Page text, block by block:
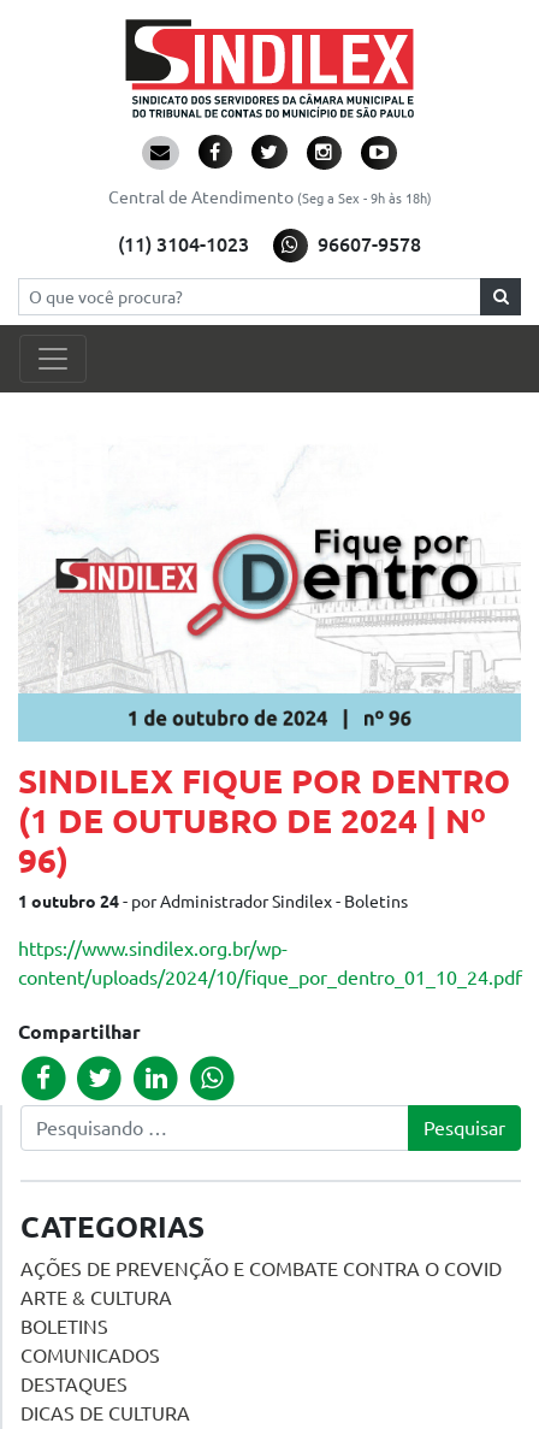
Pesquisar
Central de Atendimento (Seg a Sex - 9h às 18h)
(11) 3104-1023 96607-9578
SINDILEX FIQUE POR DENTRO
(1 DE OUTUBRO DE 2024 | Nº
96)
1 outubro 24- por Administrador Sindilex - Boletins
https://www.sindilex.org.br/wp-
content/uploads/2024/10/fique_por_dentro_01_10_24.pdf
Compartilhar
Pesquisar
CATEGORIAS
AÇÕES DE PREVENÇÃO E COMBATE CONTRA O COVID
ARTE & CULTURA
BOLETINS
COMUNICADOS
DESTAQUES
DICAS DE CULTURA